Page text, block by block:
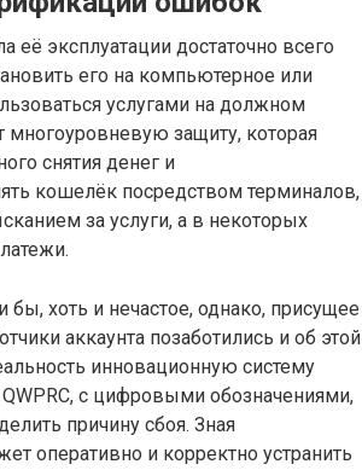
её эксплуатации достаточно всего
его на компьютерное или
услугами на должном
многоуровневую защиту, которая
снятия денег и
кошелёк посредством терминалов,
за услуги, а в некоторых
хоть и нечастое, однако, присущее
аккаунта позаботились и об этой
инновационную систему
с цифровыми обозначениями,
причину сбоя. Зная
оперативно и корректно устранить